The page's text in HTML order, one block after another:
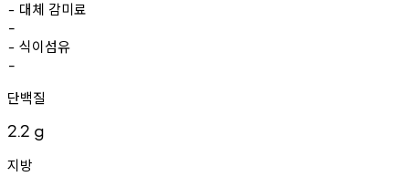
- 대체 감미료
-
- 식이섬유
-
단백질
2.2 g
지방